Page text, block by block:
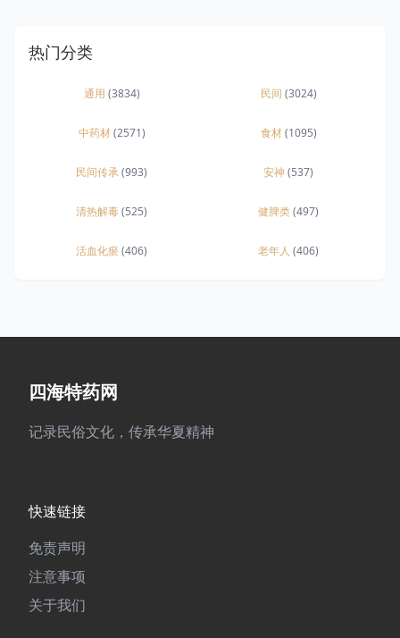
热门分类
通用 (3834) 民间 (3024)
中药材(2571) 食材(1095)
民间传承(993) 安神(537)
清热解毒(525) 健脾类(497)
活血化瘀(406) 老年人 (406)
四海特药网
记录民俗文化，传承华夏精神
快速链接
免责声明
注意事项
关于我们